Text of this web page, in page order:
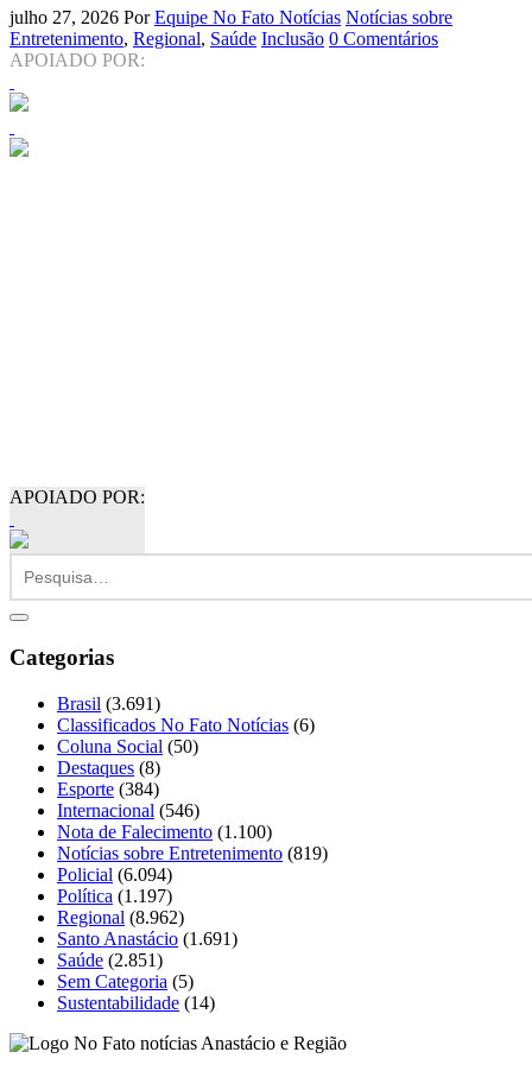
julho 27, 2026 Por Equipe No Fato Notícias Notícias sobre
Entretenimento, Regional, Saúde Inclusão 0 Comentários
APOIADO POR:
APOIADO POR:
Categorias
Brasil (3.691)
Classificados No Fato Notícias (6)
Coluna Social (50)
Destaques (8)
Esporte (384)
Internacional (546)
Nota de Falecimento (1.100)
Notícias sobre Entretenimento (819)
Policial (6.094)
Política (1.197)
Regional (8.962)
Santo Anastácio (1.691)
Saúde (2.851)
Sem Categoria (5)
Sustentabilidade (14)